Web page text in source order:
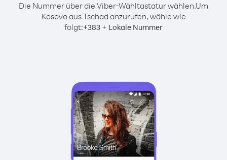
Die Nummer über die Viber-Wähltastatur wählen.Um
Kosovo aus Tschad anzurufen, wähle wie
folgt:+383 + Lokale Nummer